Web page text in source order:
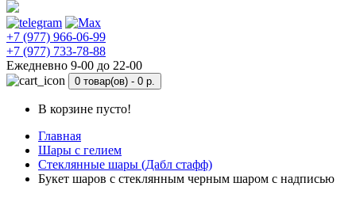
+7 (977) 966-06-99
+7 (977) 733-78-88
Ежедневно 9-00 до 22-00
0 товар(ов) - 0 р.
В корзине пусто!
Главная
Шары с гелием
Стеклянные шары (Дабл стафф)
Букет шаров с стеклянным черным шаром с надписью